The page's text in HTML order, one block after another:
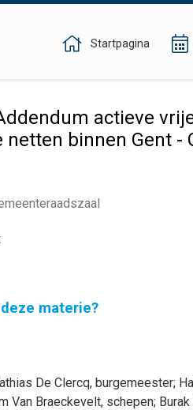
Startpagina
actieve
netten binnen Gent -
materie?
De Clercq, burgemeester;
Van Braeckevelt, schepen; Burak